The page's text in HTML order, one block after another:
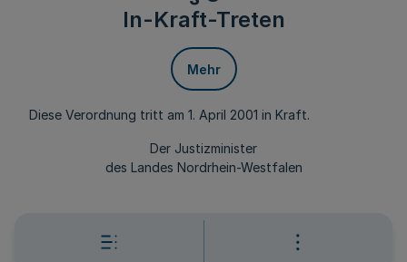
In-Kraft-Treten
Mehr
Diese Verordnung tritt am 1. April 2001 in Kraft.
Der Justizminister
des Landes Nordrhein-Westfalen